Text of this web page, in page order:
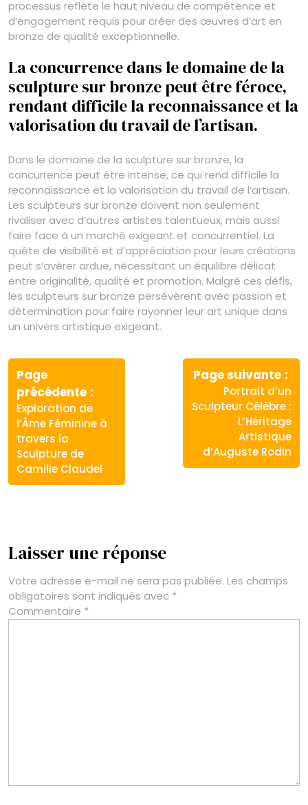
processus reflète le haut niveau de compétence et
d’engagement requis pour créer des œuvres d’art en
bronze de qualité exceptionnelle.
La concurrence dans le domaine de la
sculpture sur bronze peut être féroce,
rendant difficile la reconnaissance et la
valorisation du travail de l’artisan.
Dans le domaine de la sculpture sur bronze, la
concurrence peut être intense, ce qui rend difficile la
reconnaissance et la valorisation du travail de l’artisan.
Les sculpteurs sur bronze doivent non seulement
rivaliser avec d’autres artistes talentueux, mais aussi
faire face à un marché exigeant et concurrentiel. La
quête de visibilité et d’appréciation pour leurs créations
peut s’avérer ardue, nécessitant un équilibre délicat
entre originalité, qualité et promotion. Malgré ces défis,
les sculpteurs sur bronze persévèrent avec passion et
détermination pour faire rayonner leur art unique dans
un univers artistique exigeant.
Navigation
de
l’article
Page
précédente
:
Exploration de
l’Âme Féminine à
travers la
Sculpture de
Camille Claudel
Page suivante
Article
suivant
Portrait d’un
Sculpteur Célèbre :
L’Héritage
Artistique
d’Auguste Rodin
Laisser une réponse
Votre adresse e-mail ne sera pas publiée. Les champs
obligatoires sont indiqués avec *
Commentaire *